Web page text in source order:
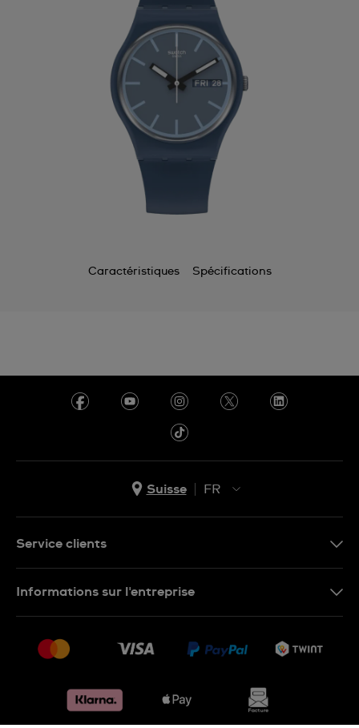
Caractéristiques Spécifications
Suisse
FR
IT
Service clients
Retours
Conditions de vente
Informations sur l'entreprise
Jobs